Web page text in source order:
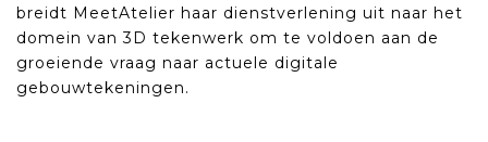
breidt MeetAtelier haar dienstverlening uit naar het
domein van 3D tekenwerk om te voldoen aan de
groeiende vraag naar actuele digitale
gebouwtekeningen.